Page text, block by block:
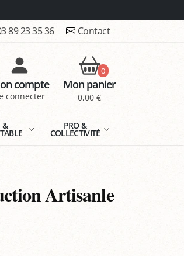
89 23 35 36 Contact
compte
connecter
0
Mon panier
0,00 €
& PRO &
COLLECTIVITÉ
Artisanle